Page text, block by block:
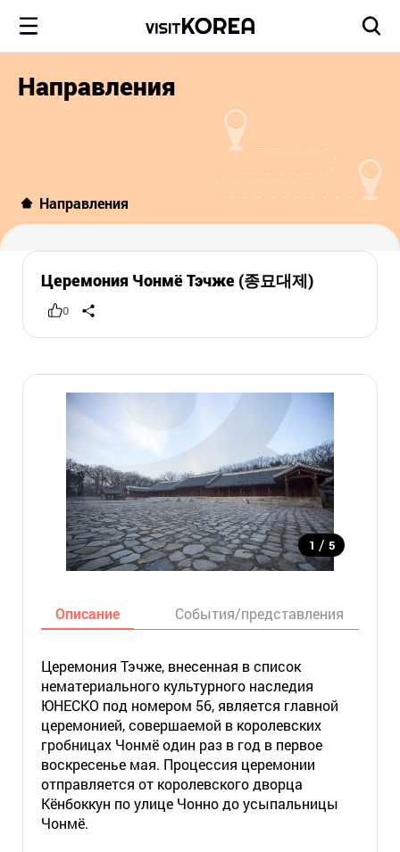
Направления
Направления
Церемония Чонмё Тэчже (종묘대제)
0
1 / 5
Описание События/представления
Церемония Тэчже, внесенная в список
нематериального культурного наследия
ЮНЕСКО под номером 56, является главной
церемонией, совершаемой в королевских
гробницах Чонмё один раз в год в первое
воскресенье мая. Процессия церемонии
отправляется от королевского дворца
Кёнбоккун по улице Чонно до усыпальницы
Чонмё.